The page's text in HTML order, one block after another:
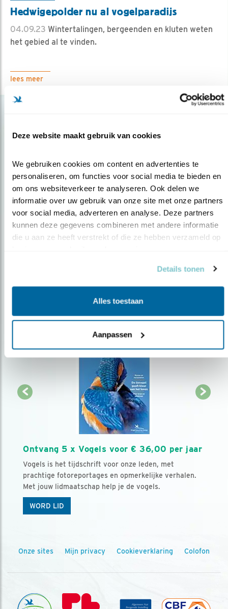
Deze website maakt gebruik van cookies
We gebruiken cookies om content en advertenties te
personaliseren, om functies voor social media te bieden en
om ons websiteverkeer te analyseren. Ook delen we
informatie over uw gebruik van onze site met onze partners
voor social media, adverteren en analyse. Deze partners
kunnen deze gegevens combineren met andere informatie
die u aan ze heeft verstrekt of die ze hebben verzameld op
Details tonen
Alles toestaan
Aanpassen
Hedwigepolder nu al vogelparadijs
04.09.23 Wintertalingen, bergeenden en kluten weten
het gebied al te vinden.
lees meer
Op de hoogte blijven?
Meld je aan en ontvang nieuws, inspiratie, acties en tips
over vogels en activiteiten van Vogelbescherming.
AANMELDEN VOGELNIEUWS
Ontvang 5 x Vogels voor € 36,00 per jaar
Vogels is het tijdschrift voor onze leden, met
prachtige fotoreportages en opmerkelijke verhalen.
Met jouw lidmaatschap help je de vogels.
WORD LID
Onze sites Mijn privacy Cookieverklaring Colofon